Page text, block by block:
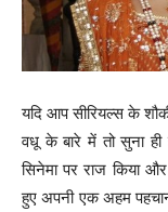
यदि आप सीरियल्स के
वधू के बारे में तो सुना
सिनेमा पर राज किया
हुए अपनी एक अहम